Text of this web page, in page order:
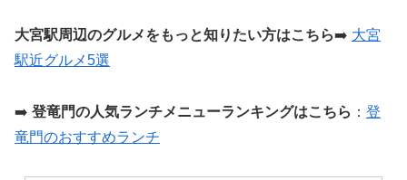
大宮駅周辺のグルメをもっと知りたい方はこちら➡️ 大宮
駅近グルメ5選
➡️ 登竜門の人気ランチメニューランキングはこちら ： 登
竜門のおすすめランチ